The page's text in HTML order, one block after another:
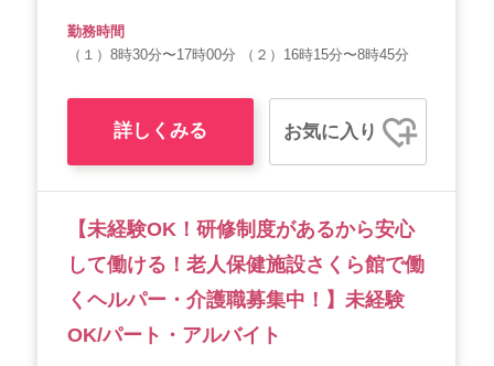
勤務時間
（１）8時30分〜17時00分 （２）16時15分〜8時45分
詳しくみる お気に入り
【未経験OK！研修制度があるから安心
して働ける！老人保健施設さくら館で働
くヘルパー・介護職募集中！】未経験
OK/パート・アルバイト